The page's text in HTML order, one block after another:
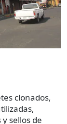
clonados,
sellos de